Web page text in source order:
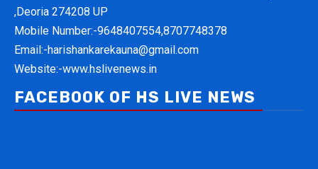
,Deoria 274208 UP
Mobile Number:-9648407554,8707748378
Email:-harishankarekauna@gmail.com
Website:-www.hslivenews.in
FACEBOOK OF HS LIVE NEWS